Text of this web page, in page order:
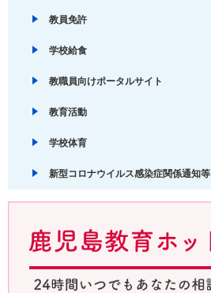
教員免許
学校給食
教職員向けポータルサイト
教育活動
学校体育
新型コロナウイルス感染症関係通知等